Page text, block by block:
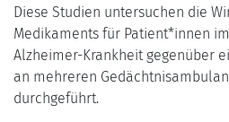
Diese Studien untersuchen die
Medikaments für Patient*innen
Alzheimer-Krankheit gegenüber
an mehreren
durchgeführt.